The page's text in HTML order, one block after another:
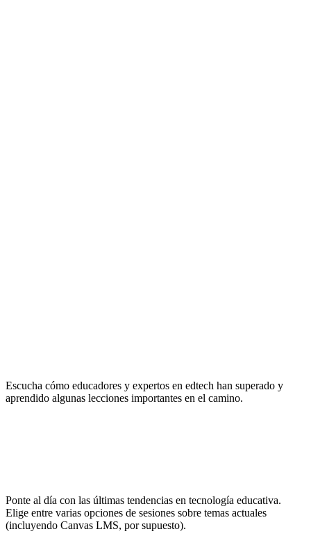
Escucha cómo educadores y expertos en edtech han superado y
aprendido algunas lecciones importantes en el camino.
Ponte al día con las últimas tendencias en tecnología educativa.
Elige entre varias opciones de sesiones sobre temas actuales
(incluyendo Canvas LMS, por supuesto).